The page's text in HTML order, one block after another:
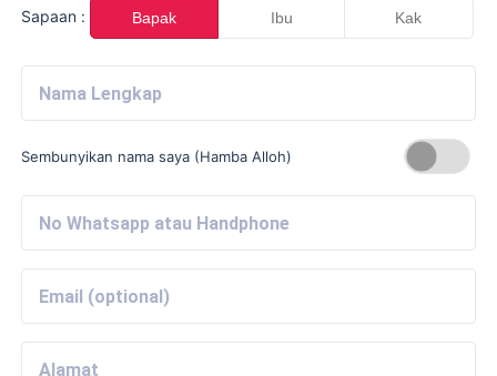
Sapaan : Bapak Ibu Kak
Sembunyikan nama saya (Hamba Alloh)